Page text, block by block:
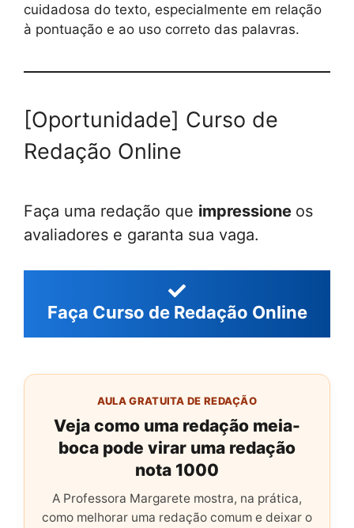
cuidadosa do texto, especialmente em relação
à pontuação e ao uso correto das palavras.
[Oportunidade] Curso de
Redação Online
Faça uma redação que impressione os
avaliadores e garanta sua vaga.
Faça Curso de Redação Online
AULA GRATUITA DE REDAÇÃO
Veja como uma redação meia-
boca pode virar uma redação
nota 1000
A Professora Margarete mostra, na prática,
como melhorar uma redação comum e deixar o